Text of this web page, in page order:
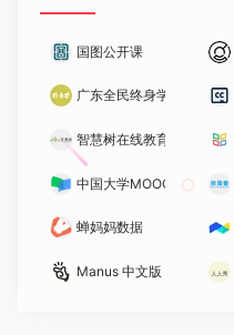
国图公开课
广东全民终身学习平台
智慧树在线教育
中国大学MOOC
蝉妈妈数据
Manus 中文版